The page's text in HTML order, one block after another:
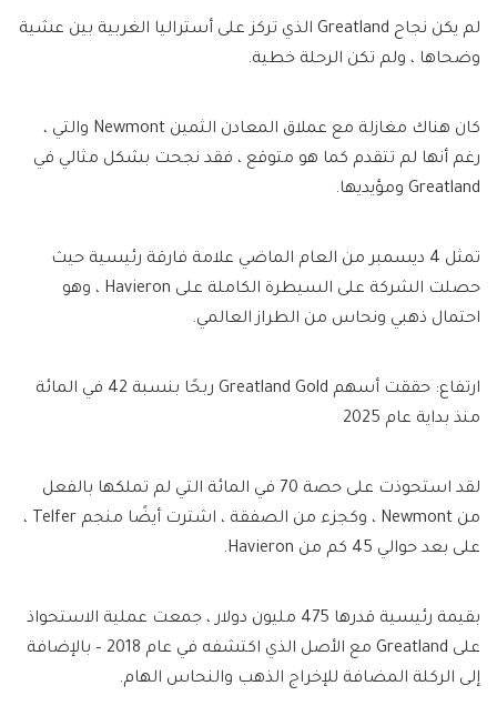
لم يكن نجاح Greatland الذي تركز على أستراليا الغربية بين عشية
وضحاها ، ولم تكن الرحلة خطية.
كان هناك مغازلة مع عملاق المعادن الثمين Newmont والتي ،
رغم أنها لم تتقدم كما هو متوقع ، فقد نجحت بشكل مثالي في
Greatland ومؤيديها.
تمثل 4 ديسمبر من العام الماضي علامة فارقة رئيسية حيث
حصلت الشركة على السيطرة الكاملة على Havieron ، وهو
احتمال ذهبي ونحاس من الطراز العالمي.
ارتفاع: حققت أسهم Greatland Gold ربحًا بنسبة 42 في المائة
منذ بداية عام 2025
لقد استحوذت على حصة 70 في المائة التي لم تملكها بالفعل
من Newmont ، وكجزء من الصفقة ، اشترت أيضًا منجم Telfer ،
على بعد حوالي 45 كم من Havieron.
بقيمة رئيسية قدرها 475 مليون دولار ، جمعت عملية الاستحواذ
على Greatland مع الأصل الذي اكتشفه في عام 2018 – بالإضافة
إلى الركلة المضافة للإخراج الذهب والنحاس الهام.